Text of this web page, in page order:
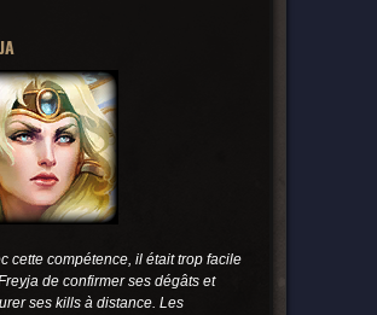
cette compétence, il était trop facile
de confirmer ses dégâts et
ses kills à distance. Les